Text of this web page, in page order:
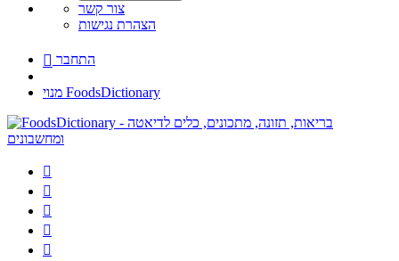
צור קשר
הצהרת נגישות
 התחבר
מנוי FoodsDictionary




